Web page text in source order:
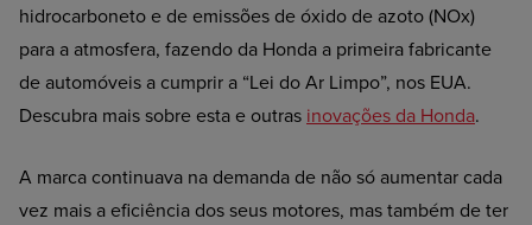
hidrocarboneto e de emissões de óxido de azoto (NOx)
para a atmosfera, fazendo da Honda a primeira fabricante
de automóveis a cumprir a “Lei do Ar Limpo”, nos EUA.
Descubra mais sobre esta e outras inovações da Honda.
A marca continuava na demanda de não só aumentar cada
vez mais a eficiência dos seus motores, mas também de ter